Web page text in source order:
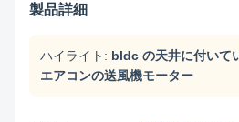
製品詳細
ハイライト: bldc の天井に付いて
エアコンの送風機モーター